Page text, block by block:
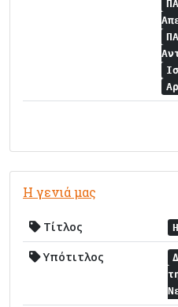
Η γενιά μας
Τίτλος
Υπότιτλος